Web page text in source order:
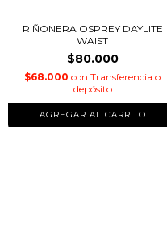
RIÑONERA OSPREY DAYLITE
WAIST
$80.000
$68.000 con Transferencia o
depósito